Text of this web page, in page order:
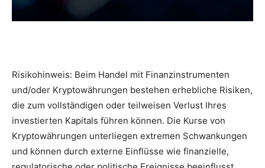
Risikohinweis: Beim Handel mit Finanzinstrumenten
und/oder Kryptowährungen bestehen erhebliche Risiken,
die zum vollständigen oder teilweisen Verlust Ihres
investierten Kapitals führen können. Die Kurse von
Kryptowährungen unterliegen extremen Schwankungen
und können durch externe Einflüsse wie finanzielle,